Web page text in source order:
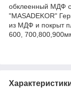
обклеенный МДФ с
"MASADEKOR"
из МДФ и покрыт
600,